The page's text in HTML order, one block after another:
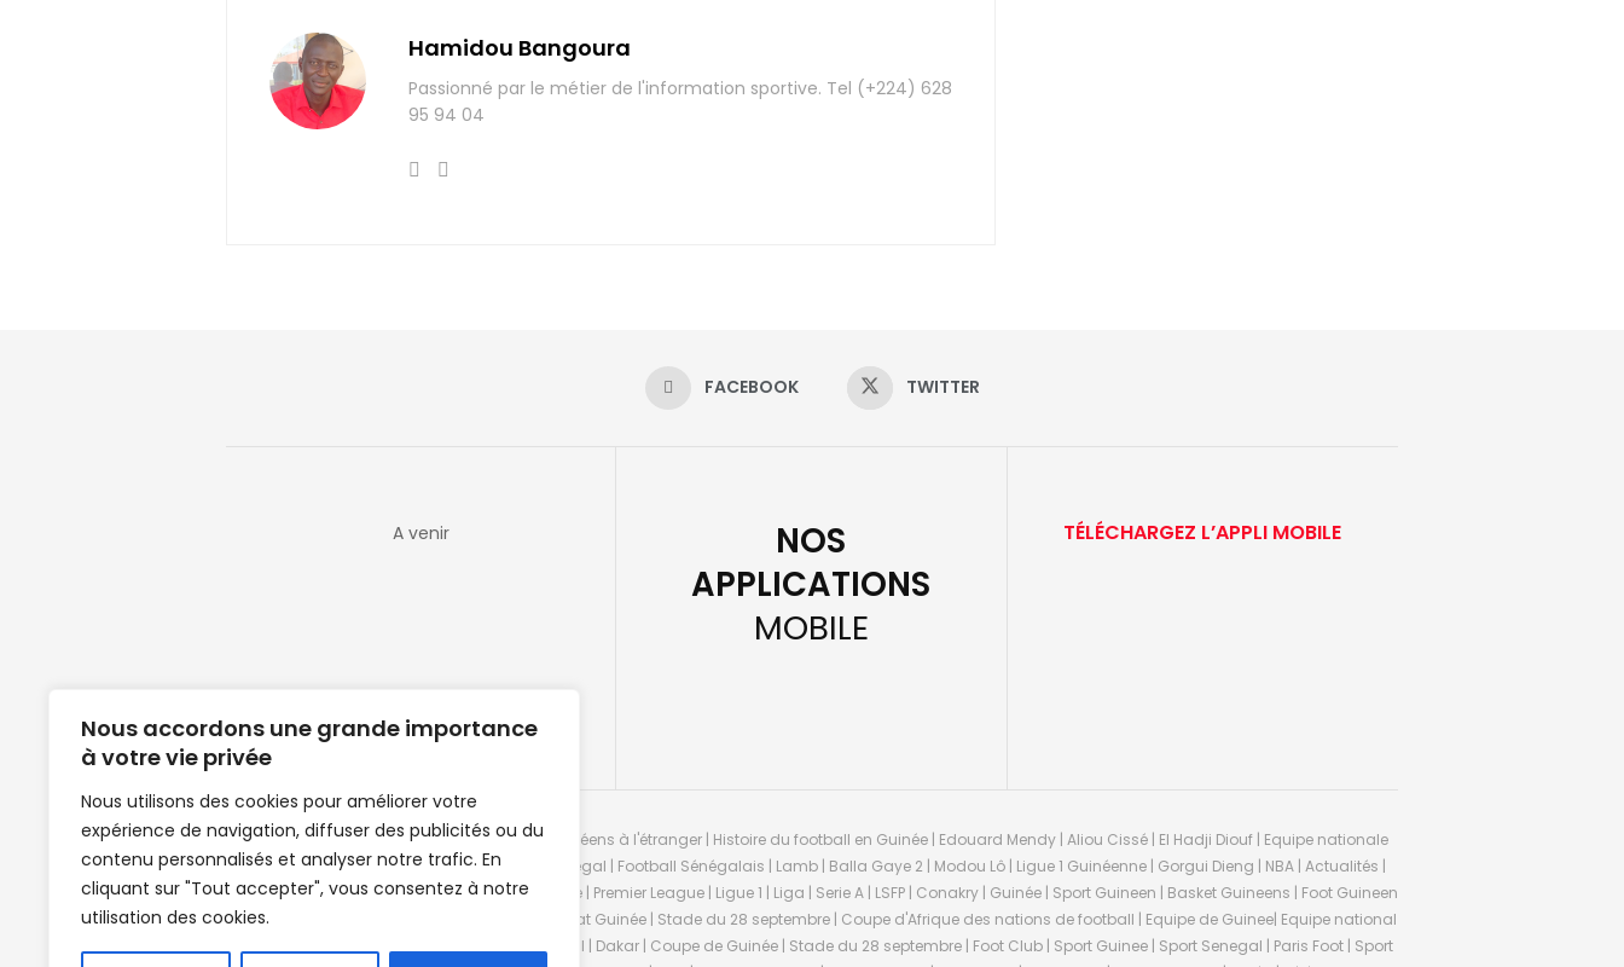
Nous accordons une grande importance
à votre vie privée
Nous utilisons des cookies pour améliorer votre
expérience de navigation, diffuser des publicités ou du
contenu personnalisés et analyser notre trafic. En
cliquant sur "Tout accepter", vous consentez à notre
utilisation des cookies.
Hamidou Bangoura
Passionné par le métier de l'information sportive. Tel (+224) 628
95 94 04
FACEBOOK TWITTER
A venir
NOS
APPLICATIONS
MOBILE
TÉLÉCHARGEZ L’APPLI MOBILE
Clubs de football en Guinée | Footballeurs guinéens à l'étranger | Histoire du football en Guinée | Edouard Mendy | Aliou Cissé | El Hadji Diouf | Equipe nationale
de Guinée de football | Mercato | Lions du Sénégal | Football Sénégalais | Lamb | Balla Gaye 2 | Modou Lô | Ligue 1 Guinéenne | Gorgui Dieng | NBA | Actualités |
News | Match en direct | But | Actualité au Guinée | Premier League | Ligue 1 | Liga | Serie A | LSFP | Conakry | Guinée | Sport Guineen | Basket Guineens | Foot Guineen
| Handball Guinee | Match Guinee | Championnat Guinée | Stade du 28 septembre | Coupe d'Afrique des nations de football | Equipe de Guinee| Equipe national
de Guinée | Senegal Equipe | Guinée | Le Senegal | Dakar | Coupe de Guinée | Stade du 28 septembre | Foot Club | Sport Guinee | Sport Senegal | Paris Foot | Sport